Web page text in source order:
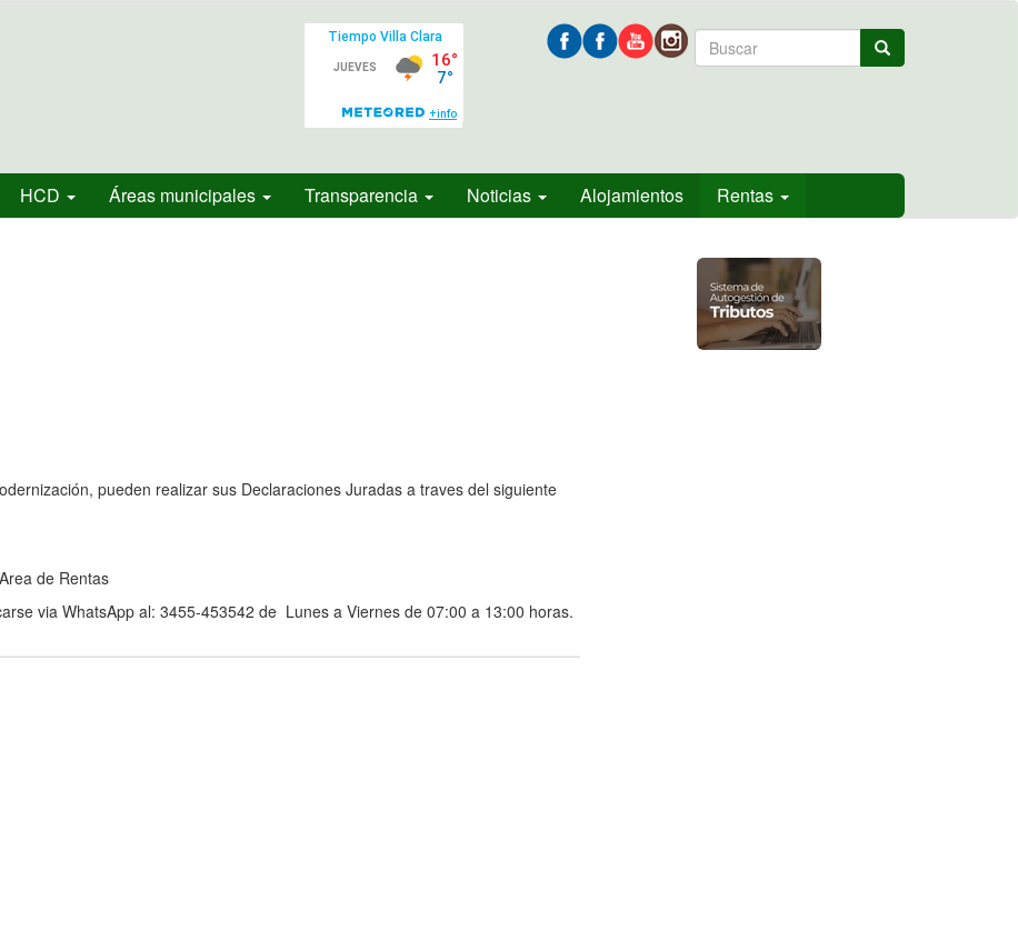
Formulario
HCD Áreas municipales Transparencia Noticias Alojamientos Rentas
pueden realizar sus Declaraciones Juradas a traves del siguiente
de Rentas
via WhatsApp al: 3455-453542 de Lunes a Viernes de 07:00 a 13:00 horas.